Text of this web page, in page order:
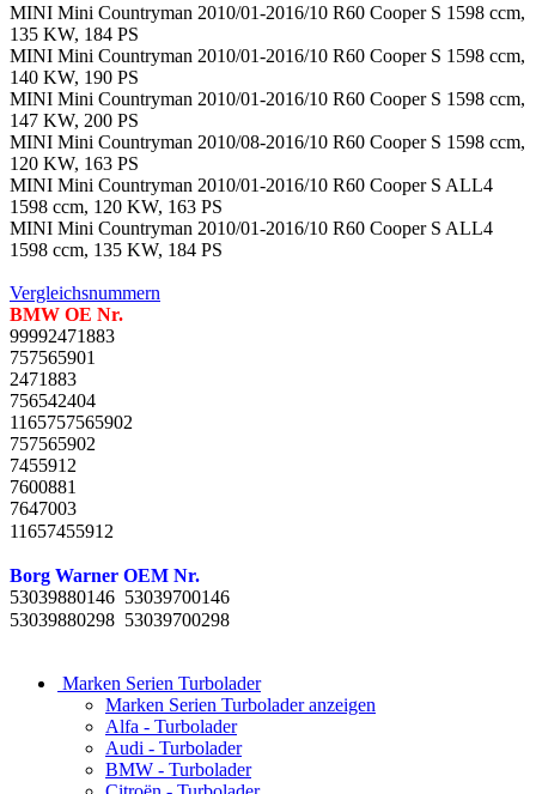
MINI Mini Countryman 2010/01-2016/10 R60 Cooper S 1598 ccm,
135 KW, 184 PS
MINI Mini Countryman 2010/01-2016/10 R60 Cooper S 1598 ccm,
140 KW, 190 PS
MINI Mini Countryman 2010/01-2016/10 R60 Cooper S 1598 ccm,
147 KW, 200 PS
MINI Mini Countryman 2010/08-2016/10 R60 Cooper S 1598 ccm,
120 KW, 163 PS
MINI Mini Countryman 2010/01-2016/10 R60 Cooper S ALL4
1598 ccm, 120 KW, 163 PS
MINI Mini Countryman 2010/01-2016/10 R60 Cooper S ALL4
1598 ccm, 135 KW, 184 PS
Vergleichsnummern
BMW OE Nr.
99992471883
757565901
2471883
756542404
1165757565902
757565902
7455912
7600881
7647003
11657455912
Borg Warner OEM Nr.
53039880146 53039700146
53039880298 53039700298
Marken Serien Turbolader
Marken Serien Turbolader anzeigen
Alfa - Turbolader
Audi - Turbolader
BMW - Turbolader